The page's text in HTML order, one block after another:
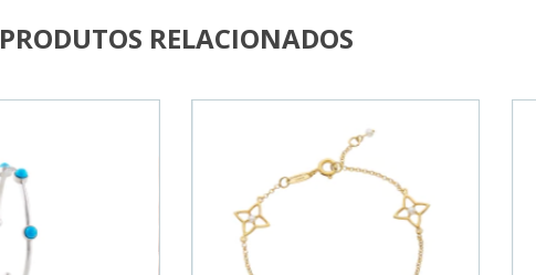
PRODUTOS RELACIONADOS